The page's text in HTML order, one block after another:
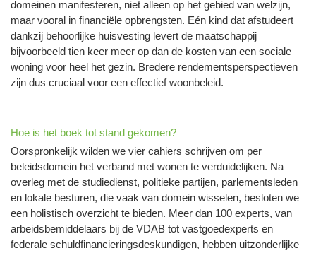
domeinen manifesteren, niet alleen op het gebied van welzijn,
maar vooral in financiële opbrengsten. Eén kind dat afstudeert
dankzij behoorlijke huisvesting levert de maatschappij
bijvoorbeeld tien keer meer op dan de kosten van een sociale
woning voor heel het gezin. Bredere rendementsperspectieven
zijn dus cruciaal voor een effectief woonbeleid.
Hoe is het boek tot stand gekomen?
Oorspronkelijk wilden we vier cahiers schrijven om per
beleidsdomein het verband met wonen te verduidelijken. Na
overleg met de studiedienst, politieke partijen, parlementsleden
en lokale besturen, die vaak van domein wisselen, besloten we
een holistisch overzicht te bieden. Meer dan 100 experts, van
arbeidsbemiddelaars bij de VDAB tot vastgoedexperts en
federale schuldfinancieringsdeskundigen, hebben uitzonderlijke